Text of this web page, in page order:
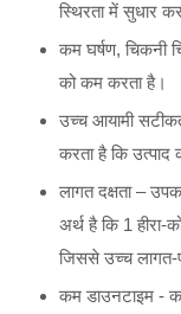
स्थिरता में सुधार
कम घर्षण, चिकनी
को कम करता है।
उच्च आयामी
करता है कि उत्पाद
लागत दक्षता –
अर्थ है कि 1
जिससे उच्च लागत-
कम डाउनटाइम -